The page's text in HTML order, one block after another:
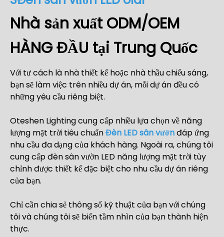
Nhà sản xuất ODM/OEM
HÀNG ĐẦU tại Trung Quốc
Với tư cách là nhà thiết kế hoặc nhà thầu chiếu sáng,
bạn sẽ làm việc trên nhiều dự án, mỗi dự án đều có
những yêu cầu riêng biệt.
Oteshen Lighting cung cấp nhiều lựa chọn về năng
lượng mặt trời tiêu chuẩnĐèn LED sân vườnđáp ứng
nhu cầu đa dạng của khách hàng. Ngoài ra, chúng tôi
cung cấp đèn sân vườn LED năng lượng mặt trời tùy
chỉnh được thiết kế đặc biệt cho nhu cầu dự án riêng
của bạn.
Chỉ cần chia sẻ thông số kỹ thuật của bạn với chúng
tôi và chúng tôi sẽ biến tầm nhìn của bạn thành hiện
thực.